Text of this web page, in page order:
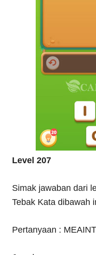
Level 207
Simak jawaban dari
Tebak Kata dibawah
Pertanyaan :